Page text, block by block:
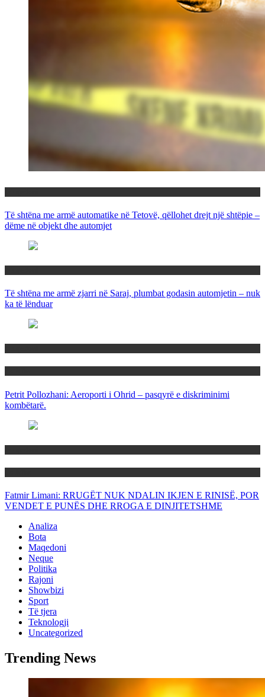
Të shtëna me armë automatike në Tetovë, qëllohet drejt një shtëpie –
dëme në objekt dhe automjet
Të shtëna me armë zjarri në Saraj, plumbat godasin automjetin – nuk
ka të lënduar
Petrit Pollozhani: Aeroporti i Ohrid – pasqyrë e diskriminimi
kombëtarë.
Fatmir Limani: RRUGËT NUK NDALIN IKJEN E RINISË, POR
VENDET E PUNËS DHE RROGA E DINJITETSHME
Analiza
Bota
Maqedoni
Neque
Politika
Rajoni
Showbizi
Sport
Të tjera
Teknologji
Uncategorized
Trending News